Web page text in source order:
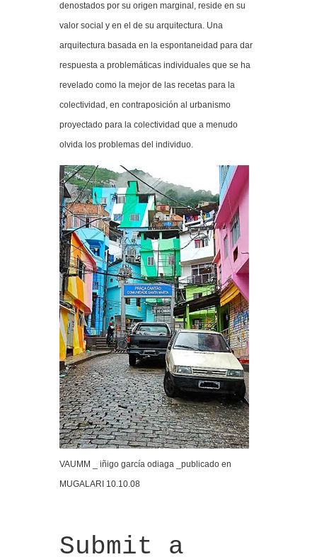
denostados por su origen marginal, reside en su
valor social y en el de su arquitectura. Una
arquitectura basada en la espontaneidad para dar
respuesta a problemáticas individuales que se ha
revelado como la mejor de las recetas para la
colectividad, en contraposición al urbanismo
proyectado para la colectividad que a menudo
olvida los problemas del individuo.
VAUMM _ iñigo garcía odiaga _publicado en
MUGALARI 10.10.08
Submit a